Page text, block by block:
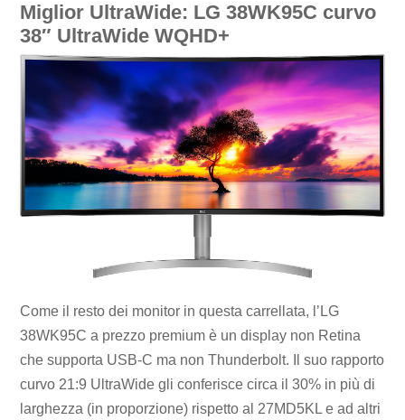
Miglior UltraWide: LG 38WK95C curvo
38″ UltraWide WQHD+
Come il resto dei monitor in questa carrellata, l’LG
38WK95C a prezzo premium è un display non Retina
che supporta USB-C ma non Thunderbolt. Il suo rapporto
curvo 21:9 UltraWide gli conferisce circa il 30% in più di
larghezza (in proporzione) rispetto al 27MD5KL e ad altri